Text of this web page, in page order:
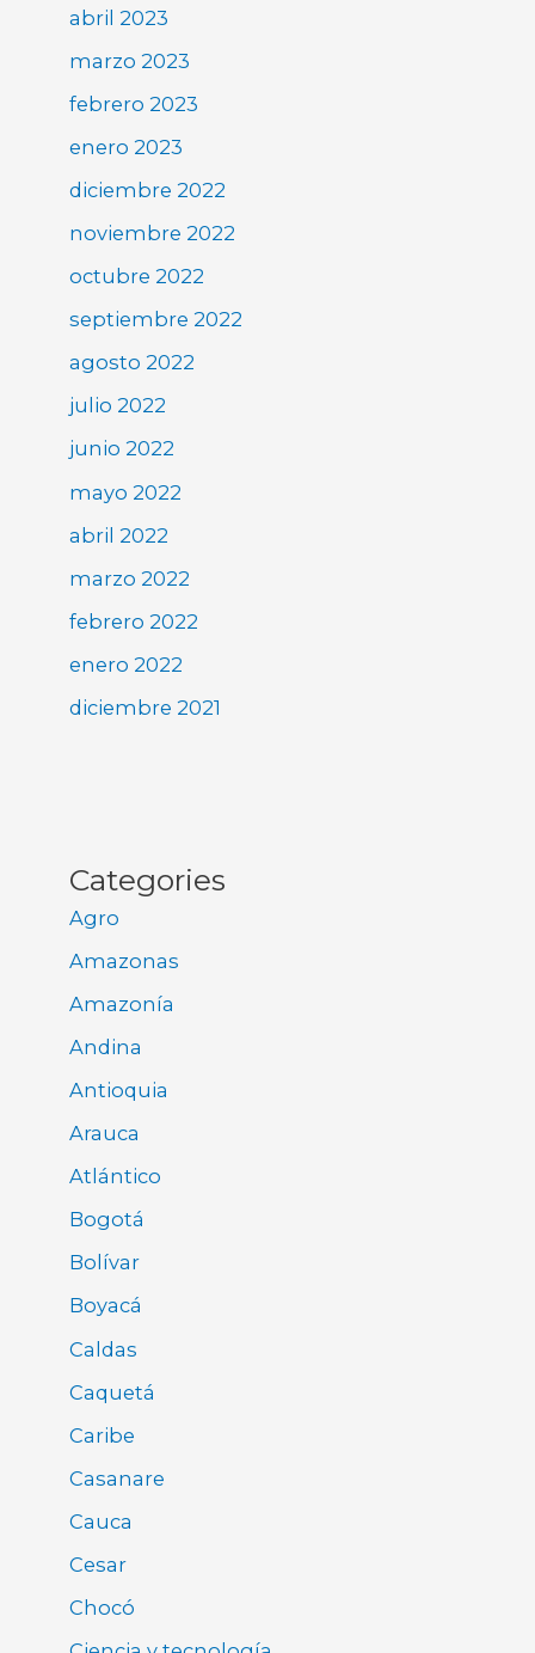
abril 2023
marzo 2023
febrero 2023
enero 2023
diciembre 2022
noviembre 2022
octubre 2022
septiembre 2022
agosto 2022
julio 2022
junio 2022
mayo 2022
abril 2022
marzo 2022
febrero 2022
enero 2022
diciembre 2021
Categories
Agro
Amazonas
Amazonía
Andina
Antioquia
Arauca
Atlántico
Bogotá
Bolívar
Boyacá
Caldas
Caquetá
Caribe
Casanare
Cauca
Cesar
Chocó